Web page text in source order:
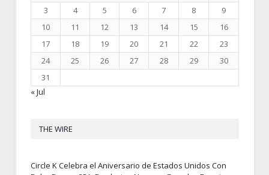
3
4 5 6 7 8
9
10
11 12 13 14 15
16
17
18 19 20 21 22
23
24
25 26 27 28 29
30
31
« Jul
THE WIRE
Circle K Celebra el Aniversario de Estados Unidos Con